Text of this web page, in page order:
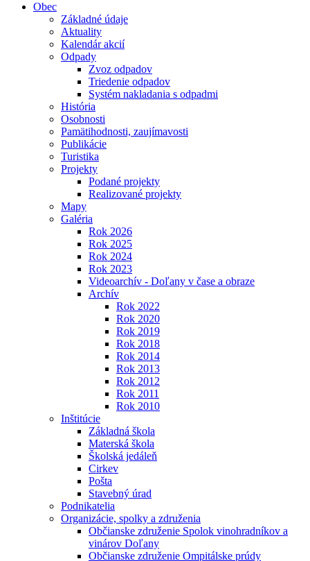
Obec
Základné údaje
Aktuality
Kalendár akcií
Odpady
Zvoz odpadov
Triedenie odpadov
Systém nakladania s odpadmi
História
Osobnosti
Pamätihodnosti, zaujímavosti
Publikácie
Turistika
Projekty
Podané projekty
Realizované projekty
Mapy
Galéria
Rok 2026
Rok 2025
Rok 2024
Rok 2023
Videoarchív - Doľany v čase a obraze
Archív
Rok 2022
Rok 2020
Rok 2019
Rok 2018
Rok 2014
Rok 2013
Rok 2012
Rok 2011
Rok 2010
Inštitúcie
Základná škola
Materská škola
Školská jedáleň
Cirkev
Pošta
Stavebný úrad
Podnikatelia
Organizácie, spolky a združenia
Občianske združenie Spolok vinohradníkov a
vinárov Doľany
Občianske združenie Ompitálske prúdy